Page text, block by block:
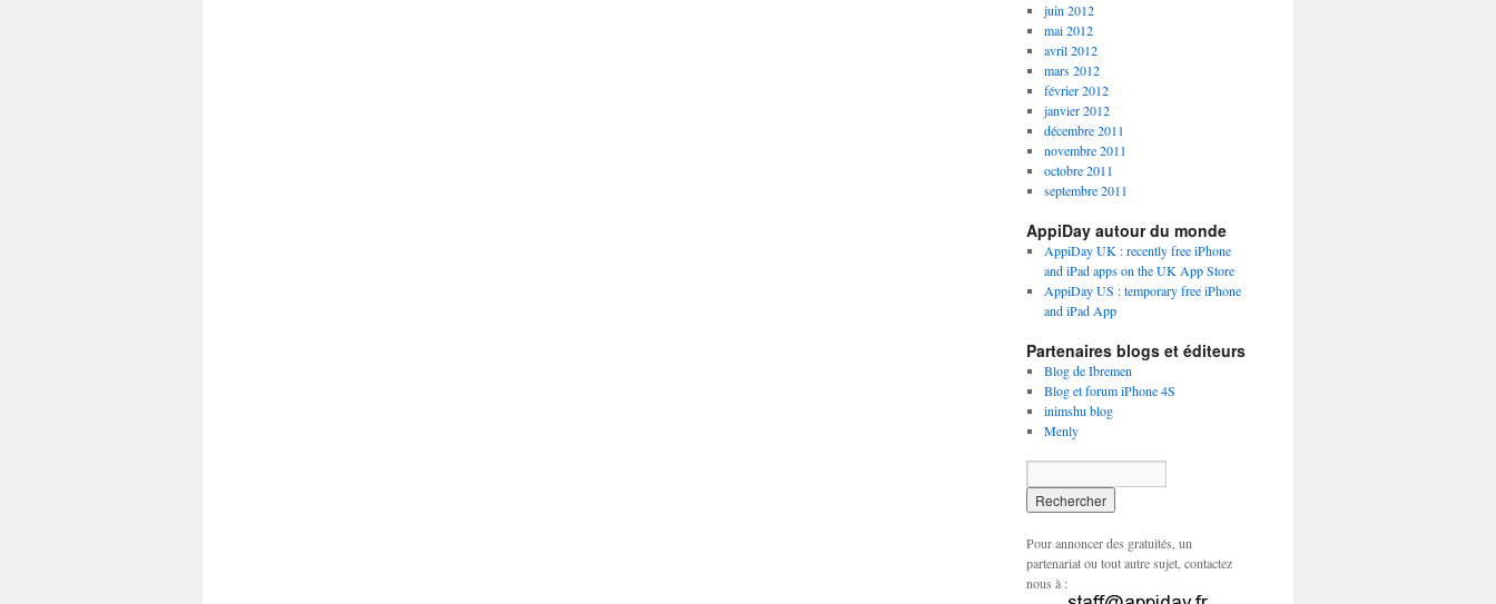
juin 2012
mai 2012
avril 2012
mars 2012
février 2012
janvier 2012
décembre 2011
novembre 2011
octobre 2011
septembre 2011
AppiDay autour du monde
AppiDay UK : recently free iPhone
and iPad apps on the UK App Store
AppiDay US : temporary free iPhone
and iPad App
Partenaires blogs et éditeurs
Blog de Ibremen
Blog et forum iPhone 4S
inimshu blog
Menly
Pour annoncer des gratuités, un
partenariat ou tout autre sujet, contactez
nous à :